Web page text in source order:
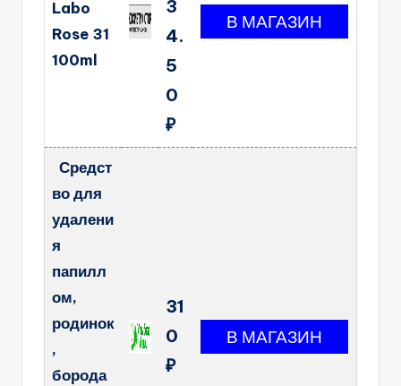
Labo
Rose 31
100ml
3
4.
5
0
₽
Средст
во для
удалени
я
папилл
ом,
родинок
,
борода
31
0
₽